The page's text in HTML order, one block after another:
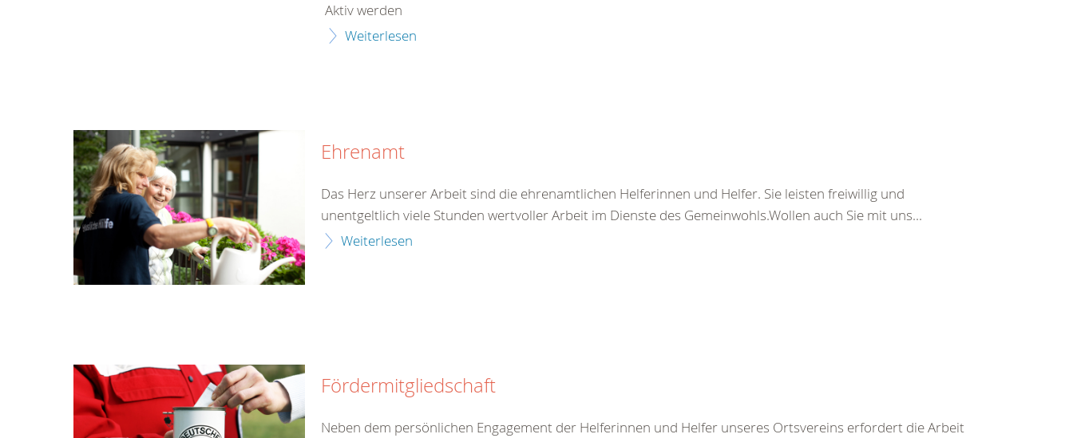
Aktiv werden
Weiterlesen
Ehrenamt
Das Herz unserer Arbeit sind die ehrenamtlichen Helferinnen und Helfer. Sie leisten freiwillig und
unentgeltlich viele Stunden wertvoller Arbeit im Dienste des Gemeinwohls.Wollen auch Sie mit uns...
Weiterlesen
Fördermitgliedschaft
Neben dem persönlichen Engagement der Helferinnen und Helfer unseres Ortsvereins erfordert die Arbeit